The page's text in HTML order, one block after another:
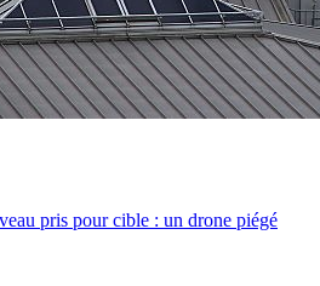
pris pour cible : un drone piégé